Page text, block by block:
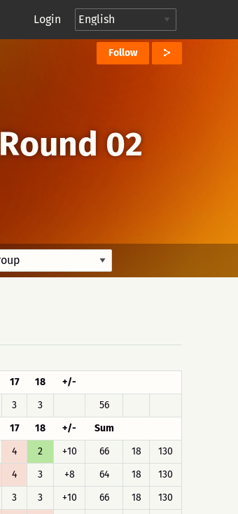
Login
Follow
Round 02
17 18
+/-
3 3
56
17 18 +/-
Sum
4 2 +10 66 18
130
4 3 +8 64 18
130
3 3 +10 66 18
130